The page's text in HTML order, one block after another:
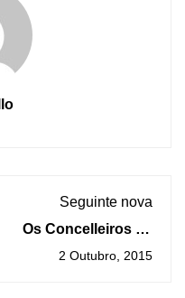
Seguinte nova
Os Concelleiros de
Medio Ambiente de O
2 Outubro, 2015